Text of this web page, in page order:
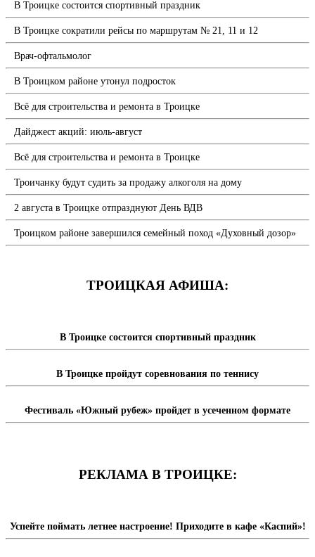
В Троицке состоится спортивный праздник
В Троицке сократили рейсы по маршрутам № 21, 11 и 12
Врач-офтальмолог
В Троицком районе утонул подросток
Всё для строительства и ремонта в Троицке
Дайджест акций: июль-август
Всё для строительства и ремонта в Троицке
Троичанку будут судить за продажу алкоголя на дому
2 августа в Троицке отпразднуют День ВДВ
Троицком районе завершился семейный поход «Духовный дозор»
ТРОИЦКАЯ АФИША:
В Троицке состоится спортивный праздник
В Троицке пройдут соревнования по теннису
Фестиваль «Южный рубеж» пройдет в усеченном формате
РЕКЛАМА В ТРОИЦКЕ:
Успейте поймать летнее настроение! Приходите в кафе «Каспий»!